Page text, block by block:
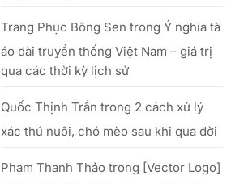
Trang Phục Bông Sen trong Ý nghĩa tà
áo dài truyền thống Việt Nam – giá trị
qua các thời kỳ lịch sử
Quốc Thịnh Trần trong 2 cách xử lý
xác thú nuôi, chó mèo sau khi qua đời
Phạm Thanh Thảo trong [Vector Logo]